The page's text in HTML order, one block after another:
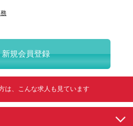
新規会員登録
は、こんな求人も見ています